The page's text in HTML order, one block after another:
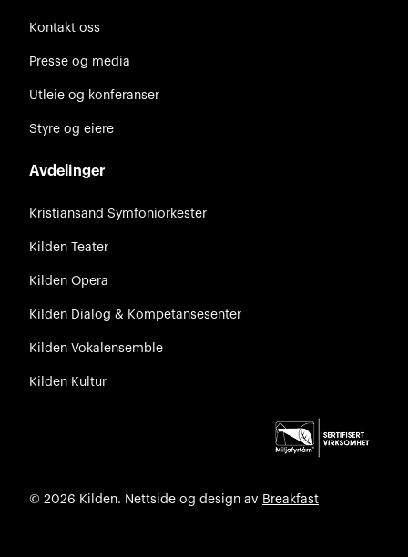
Kontakt oss
Presse og media
Utleie og konferanser
Styre og eiere
Avdelinger
Kristiansand Symfoniorkester
Kilden Teater
Kilden Opera
Kilden Dialog & Kompetansesenter
Kilden Vokalensemble
Kilden Kultur
© 2026 Kilden. Nettside og design av Breakfast